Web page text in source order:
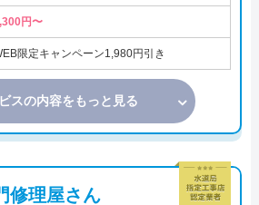
円〜
限定キャンペーン1,980円引き
スの内容をもっと見る
修理屋さん